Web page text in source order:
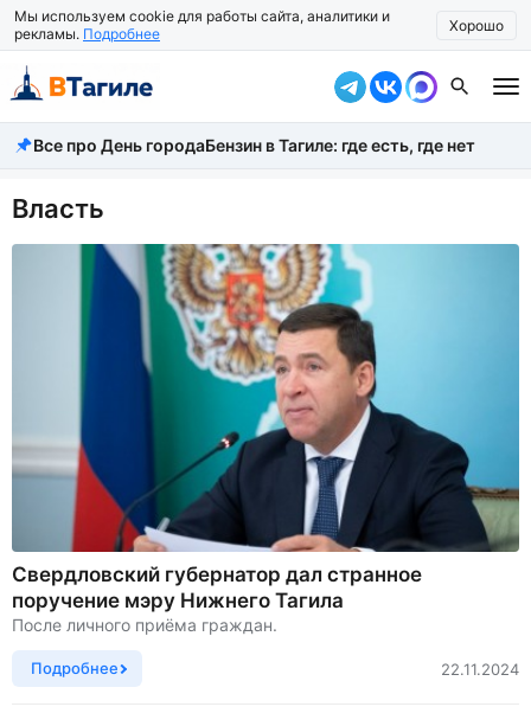
Мы используем cookie для работы сайта, аналитики и
рекламы. Подробнее Хорошо
Все новости
Происшествия
Город
Общество
Рассказать новость
Все про День городаБензин в Тагиле: где есть, где нет
Власть
Свердловский губернатор дал странное
поручение мэру Нижнего Тагила
После личного приёма граждан.
Подробнее 22.11.2024